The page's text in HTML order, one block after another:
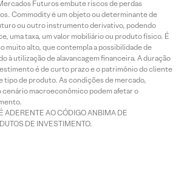
Futuros embute riscos de perdas
Commodity é um objeto ou determinante de
ou outro instrumento derivativo, podendo
uma taxa, um valor mobiliário ou produto físico. É
muito alto, que contempla a possibilidade de
à utilização de alavancagem financeira. A duração
é de curto prazo e o patrimônio do cliente
tipo de produto. As condições de mercado,
cenário macroeconômico podem afetar o
ADERENTE AO CÓDIGO ANBIMA DE
DE INVESTIMENTO.